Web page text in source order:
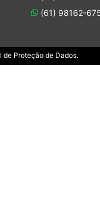
(61) 98162-
de Proteção de Dados.